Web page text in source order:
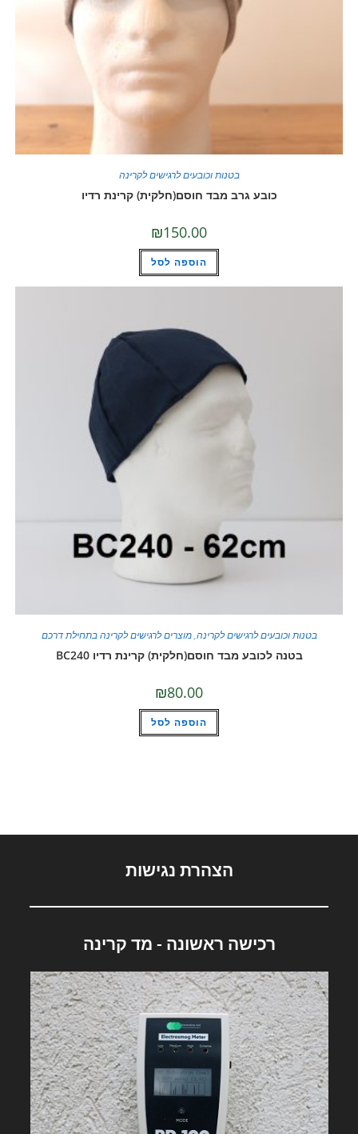
בטנות וכובעים לרגישים לקרינה
כובע גרב מבד חוסם(חלקית) קרינת רדיו
₪150.00
הוספה לסל
בטנות וכובעים לרגישים לקרינה,מוצרים לרגישים לקרינה בתחילת דרכם
בטנה לכובע מבד חוסם(חלקית) קרינת רדיו BC240
₪80.00
הוספה לסל
הצהרת נגישות
רכישה ראשונה - מד קרינה